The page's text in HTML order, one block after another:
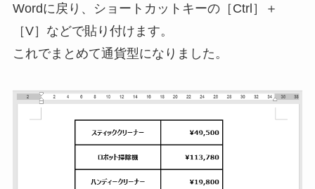
Wordに戻り、ショートカットキーの［Ctrl］＋
［V］などで貼り付けます。
これでまとめて通貨型になりました。